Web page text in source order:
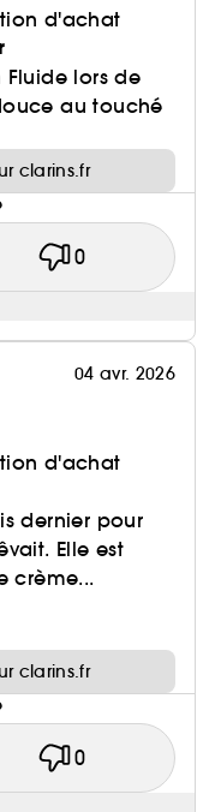
d'achat
Fluide lors de
au touché
clarins.fr
0
04 avr. 2026
d'achat
dernier pour
Elle est
crème...
clarins.fr
0